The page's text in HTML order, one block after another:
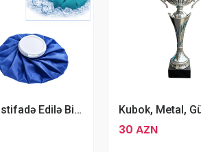
Təkrar Istifadə Edilə Bilən Isti Və Soyuq Kompress Buz Qabı
30 AZN